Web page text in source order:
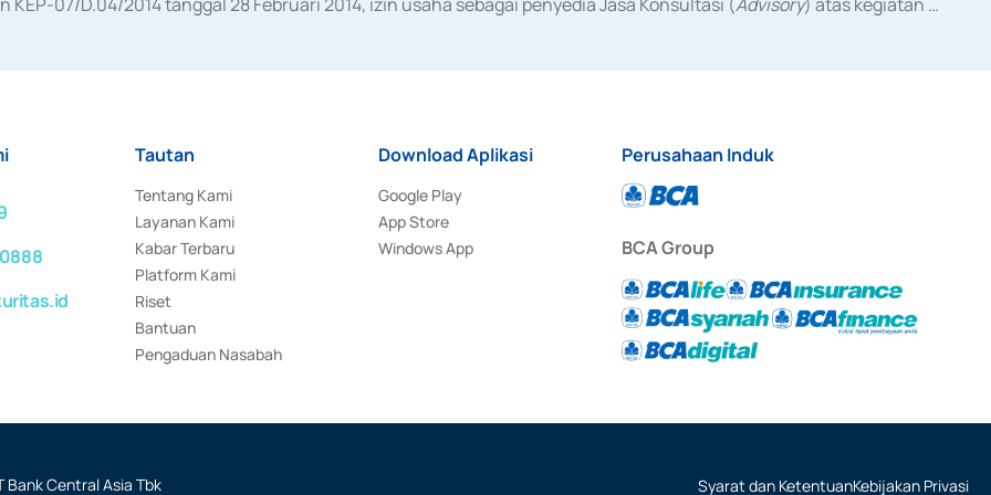
Tautan
Tentang Kami
Layanan Kami
Kabar Terbaru
Platform Kami
Riset
Bantuan
Pengaduan Nasabah
Download Aplikasi
Google Play
App Store
Windows App
Perusahaan Induk
BCA Group
Bank Central Asia Tbk
Syarat dan KetentuanKebijakan Privasi